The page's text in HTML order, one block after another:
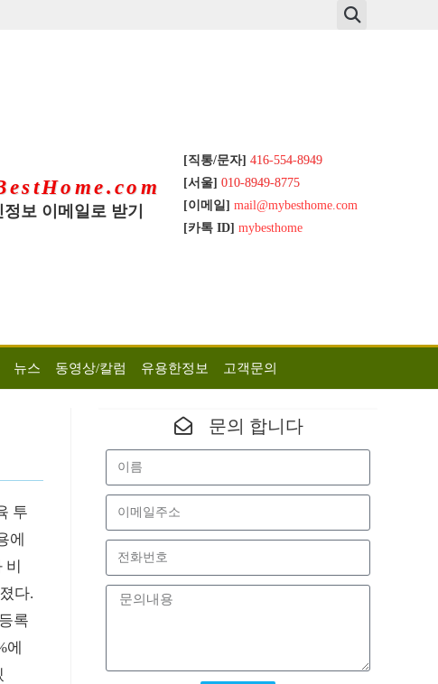
정보 이메일로 받기
[직통/문자] 416-554-8949
[서울] 010-8949-8775
[이메일] mail@mybesthome.com
[카톡 ID] mybesthome
뉴스 동영상/칼럼 유용한정보 고객문의
투
에
비
다.
록
에
문의 합니다